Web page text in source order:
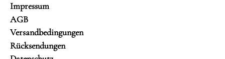
Impressum
AGB
Versandbedingungen
Rücksendungen